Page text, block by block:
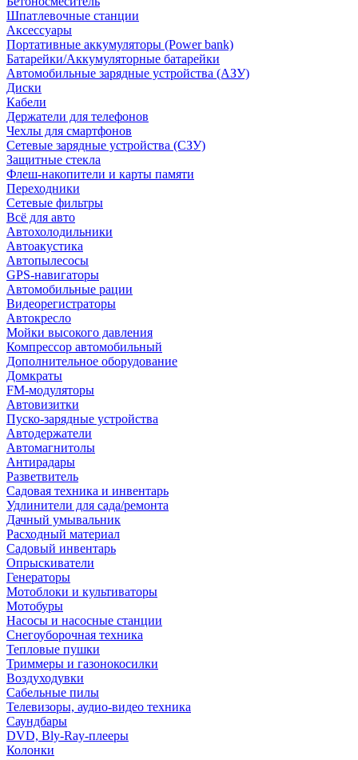
Шпатлевочные станции
Аксессуары
Портативные аккумуляторы (Power bank)
Батарейки/Аккумуляторные батарейки
Автомобильные зарядные устройства (АЗУ)
Диски
Кабели
Держатели для телефонов
Чехлы для смартфонов
Сетевые зарядные устройства (СЗУ)
Защитные стекла
Флеш-накопители и карты памяти
Переходники
Сетевые фильтры
Всё для авто
Автохолодильники
Автоакустика
Автопылесосы
GPS-навигаторы
Автомобильные рации
Видеорегистраторы
Автокресло
Мойки высокого давления
Компрессор автомобильный
Дополнительное оборудование
Домкраты
FM-модуляторы
Автовизитки
Пуско-зарядные устройства
Автодержатели
Автомагнитолы
Антирадары
Разветвитель
Садовая техника и инвентарь
Удлинители для сада/ремонта
Дачный умывальник
Расходный материал
Садовый инвентарь
Опрыскиватели
Генераторы
Мотоблоки и культиваторы
Мотобуры
Насосы и насосные станции
Снегоуборочная техника
Тепловые пушки
Триммеры и газонокосилки
Воздуходувки
Сабельные пилы
Телевизоры, аудио-видео техника
Саундбары
DVD, Bly-Ray-плееры
Колонки